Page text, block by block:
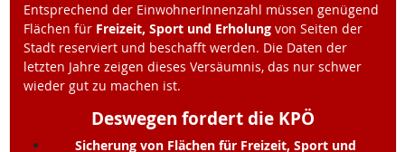
Entsprechend der EinwohnerInnenzahl müssen genügend
Flächen für Freizeit, Sport und Erholungvon Seiten der
Stadt reserviert und beschafft werden. Die Daten der
letzten Jahre zeigen dieses Versäumnis, das nur schwer
wieder gut zu machen ist.
Deswegen fordert die KPÖ
Sicherung von Flächen für Freizeit, Sport und